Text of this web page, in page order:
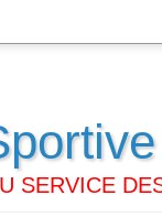
SERVICE